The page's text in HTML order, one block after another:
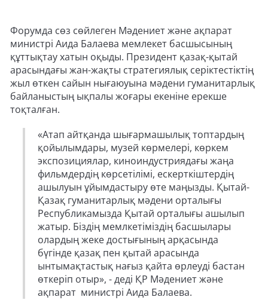
Форумда сөз сөйлеген Мәдениет және ақпарат
министрі Аида Балаева мемлекет басшысының
құттықтау хатын оқыды. Президент қазақ-қытай
арасындағы жан-жақты стратегиялық серіктестіктің
жыл өткен сайын нығаюуына мәдени гуманитарлық
байланыстың ықпалы жоғары екеніне ерекше
тоқталған.
«Атап айтқанда шығармашылық топтардың
қойылымдары, музей көрмелері, көркем
экспозициялар, киноиндустриядағы жаңа
фильмдердің көрсетілімі, ескерткіштердің
ашылуын ұйымдастыру өте маңызды. Қытай-
Қазақ гуманитарлық мәдени орталығы
Республикамызда Қытай орталығы ашылып
жатыр. Біздің мемлкетіміздің басшылары
олардың жеке достығының арқасында
бүгінде қазақ пен қытай арасында
ынтымақтастық нағыз қайта өрлеуді бастан
өткеріп отыр», - деді ҚР Мәдениет және
ақпарат министрі Аида Балаева.